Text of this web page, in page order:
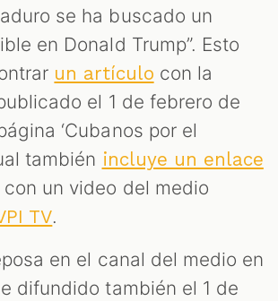
se ha buscado un
en Donald Trump”. Esto
un artículo con la
el 1 de febrero de
‘Cubanos por el
también incluye un enlace
con un video del medio
TV.
en el canal del medio en
difundido también el 1 de